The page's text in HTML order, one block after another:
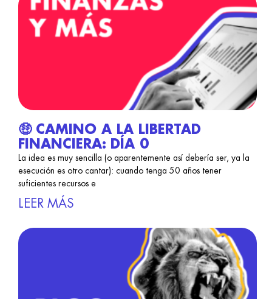
🤑 CAMINO A LA LIBERTAD
FINANCIERA: DÍA 0
La idea es muy sencilla (o aparentemente así debería ser, ya la
esecución es otro cantar): cuando tenga 50 años tener
suficientes recursos e
LEER MÁS